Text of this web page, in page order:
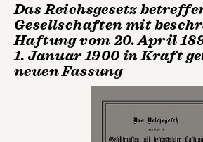
Das Reichsgesetz
Gesellschaften mit
Haftung vom 20. April
1. Januar 1900 in Kraft
neuen Fassung